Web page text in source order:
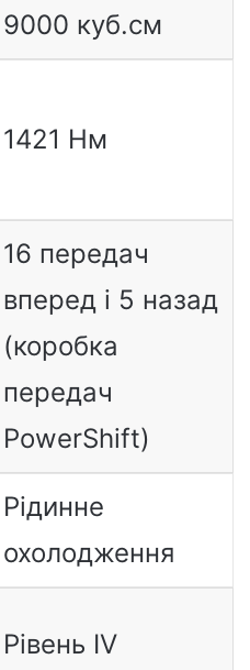
9000 куб.см
1421 Нм
16 передач
вперед і 5 назад
(коробка
передач
PowerShift)
Рідинне
охолодження
Рівень IV